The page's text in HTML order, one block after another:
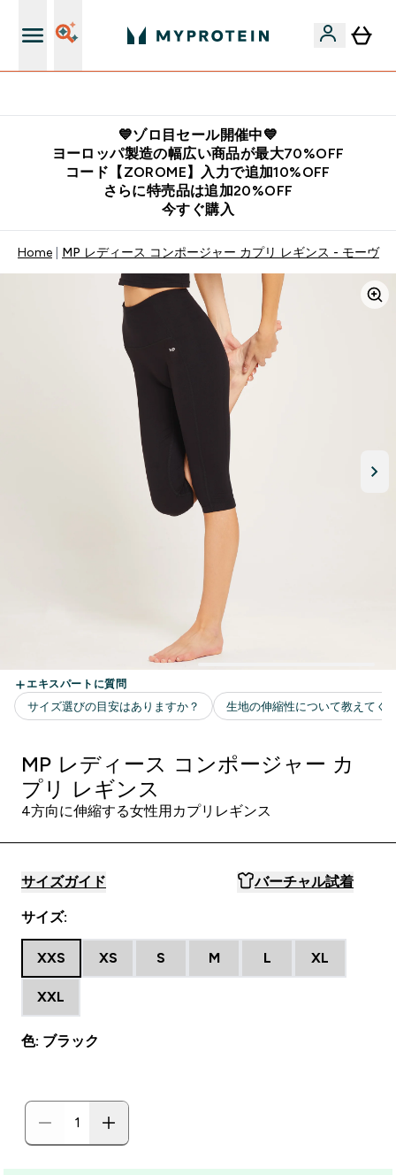
💙ゾロ目セール開催中💙
ヨーロッパ製造の幅広い商品が最大70%OFF
コード【ZOROME】入力で追加10%OFF
さらに特売品は追加20%OFF
今すぐ購入
Home MP レディース コンポージャー カプリ レギンス - モーヴ
MP レディース コンポージャー カ
プリ レギンス
4方向に伸縮する女性用カプリレギンス
サイズガイド バーチャル試着
サイズ:
XXS XS S M L XL
XXL
色: ブラック